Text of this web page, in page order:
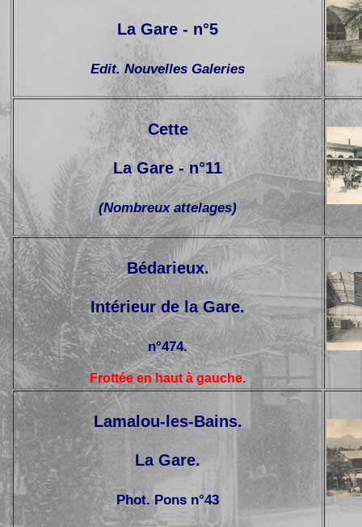
La Gare - n°5
Edit. Nouvelles Galeries
Cette
La Gare - n°11
(Nombreux attelages)
Bédarieux.
Intérieur de la Gare.
n°474.
Frottée en haut à gauche.
Lamalou-les-Bains.
La Gare.
Phot. Pons n°43